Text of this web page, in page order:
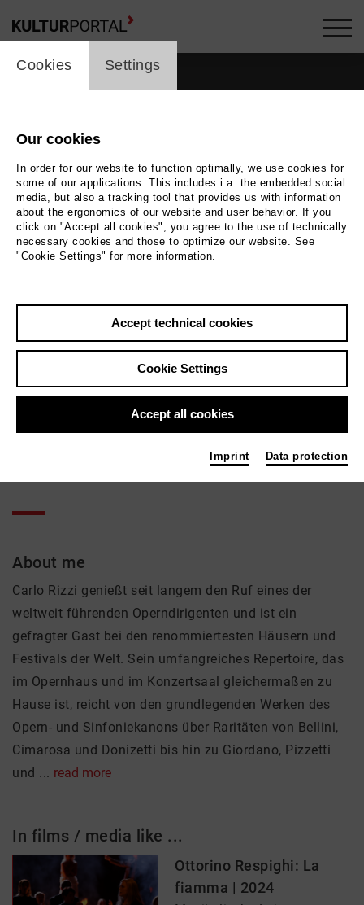
Overview
Music, Theatre
Active in the network
About me
Carlo Rizzi genießt seit langem den Ruf eines der
weltweit führenden Operndirigenten und ist ein
gefragter Gast bei den renommiertesten Häusern und
Festivals der Welt. Sein umfangreiches Repertoire, das
im Opernhaus und im Konzertsaal gleichermaßen zu
Hause ist, reicht von den grundlegenden Werken des
Opern- und Sinfoniekanons über Raritäten von Bellini,
Cimarosa und Donizetti bis hin zu Giordano, Pizzetti
und ... read more
In films / media like ...
Ottorino Respighi: La
fiamma | 2024
cookie_layer
Cookies Settings
Our cookies
In order for our website to function optimally, we use cookies for
some of our applications. This includes i.a. the embedded social
media, but also a tracking tool that provides us with information
about the ergonomics of our website and user behavior. If you
click on "Accept all cookies", you agree to the use of technically
necessary cookies and those to optimize our website. See
"Cookie Settings" for more information.
Accept technical cookies
Cookie Settings
Accept all cookies
Imprint Data protection